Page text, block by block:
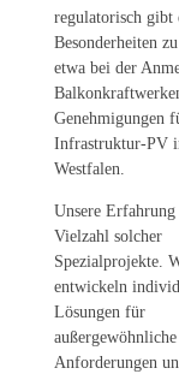
regulatorisch gibt
Besonderheiten
etwa bei der
Genehmigungen
Infrastruktur-PV
Westfalen.
Unsere Erfahrung
Vielzahl solcher
Spezialprojekte.
entwickeln
Lösungen für
außergewöhnliche
Anforderungen